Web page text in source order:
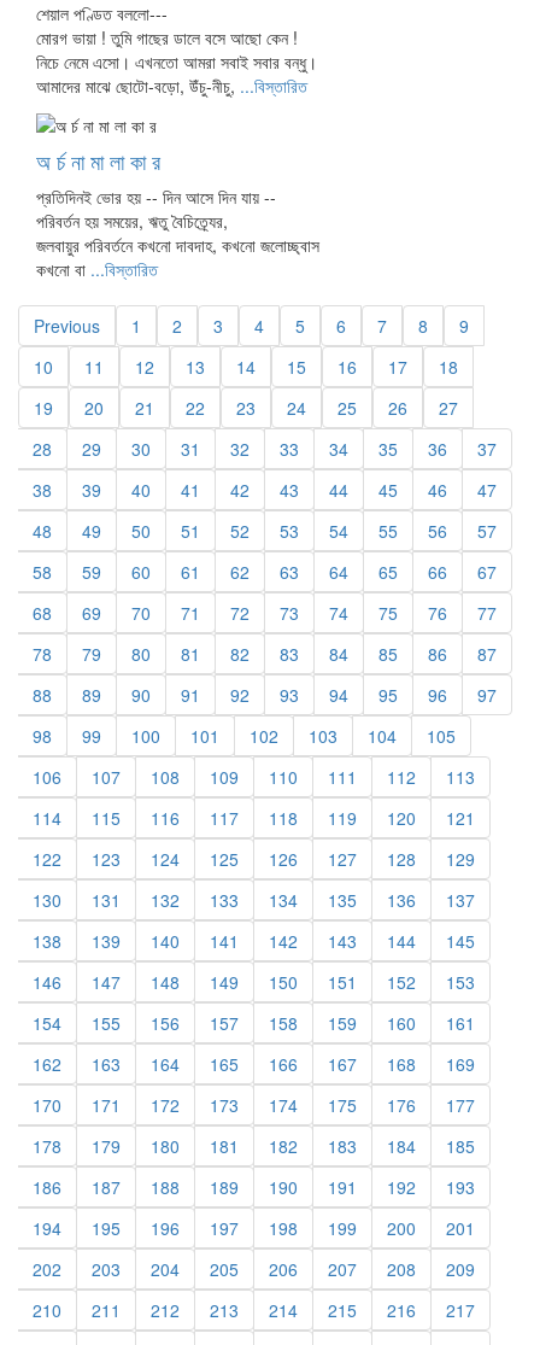
শেয়াল পণ্ডিত বললো---
মোরগ ভায়া ! তুমি গাছের ডালে বসে আছো কেন !
নিচে নেমে এসো। এখনতো আমরা সবাই সবার বন্ধু।
আমাদের মাঝে ছোটো-বড়ো, উঁচু-নীচু, ...বিস্তারিত
অ র্চ না মা লা কা র
প্রতিদিনই ভোর হয় -- দিন আসে দিন যায় --
পরিবর্তন হয় সময়ের, ঋতু বৈচিত্র্যের,
জলবায়ুর পরিবর্তনে কখনো দাবদাহ, কখনো জলোচ্ছ্বাস
কখনো বা ...বিস্তারিত
Previous 1 2 3 4 5 6 7 8
9
10
11 12 13 14 15 16 17
18
19
20 21 22 23 24 25 26
27
28
29 30 31 32 33 34 35 36
37
38
39 40 41 42 43 44 45 46
47
48
49 50 51 52 53 54 55 56
57
58
59 60 61 62 63 64 65 66
67
68
69 70 71 72 73 74 75 76
77
78
79 80 81 82 83 84 85 86
87
88
89 90 91 92 93 94 95 96
97
98
99 100 101 102 103 104
105
106
107 108 109 110 111 112
113
114
115 116 117 118 119 120
121
122
123 124 125 126 127 128
129
130
131 132 133 134 135 136
137
138
139 140 141 142 143 144
145
146
147 148 149 150 151 152
153
154
155 156 157 158 159 160
161
162
163 164 165 166 167 168
169
170
171 172 173 174 175 176
177
178
179 180 181 182 183 184
185
186
187 188 189 190 191 192
193
194
195 196 197 198 199 200
201
202
203 204 205 206 207 208
209
210
211 212 213 214 215 216
217